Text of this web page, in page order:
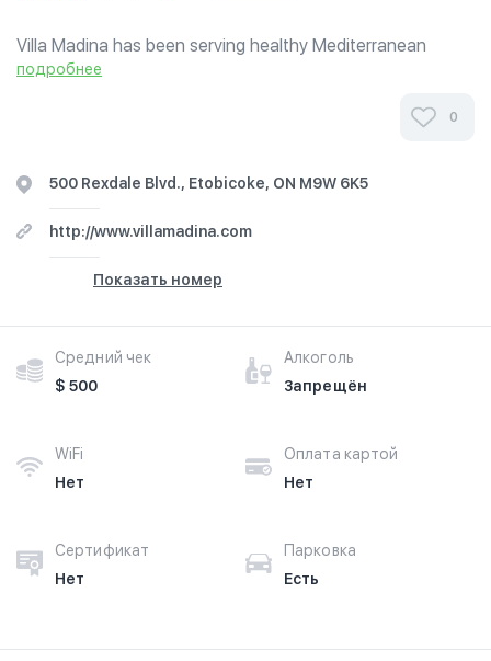
Villa Madina has been serving healthy Mediterranean
Cuisine to customers across Canada since 2002. We pride
подробнее
0
500 Rexdale Blvd., Etobicoke, ON M9W 6K5
http://www.villamadina.com
Показать номер
Средний чек
$ 500
Алкоголь
Запрещён
WiFi
Нет
Оплата картой
Нет
Сертификат
Нет
Парковка
Есть